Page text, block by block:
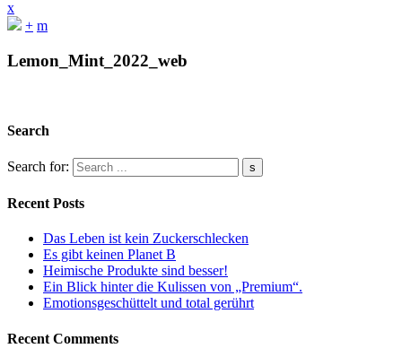
x
+ m
Lemon_Mint_2022_web
Search
Search for:
Recent Posts
Das Leben ist kein Zuckerschlecken
Es gibt keinen Planet B
Heimische Produkte sind besser!
Ein Blick hinter die Kulissen von „Premium“.
Emotionsgeschüttelt und total gerührt
Recent Comments